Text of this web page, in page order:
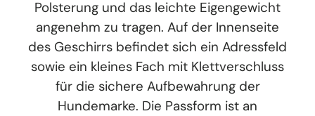
Polsterung und das leichte Eigengewicht
angenehm zu tragen. Auf der Innenseite
des Geschirrs befindet sich ein Adressfeld
sowie ein kleines Fach mit Klettverschluss
für die sichere Aufbewahrung der
Hundemarke. Die Passform ist an